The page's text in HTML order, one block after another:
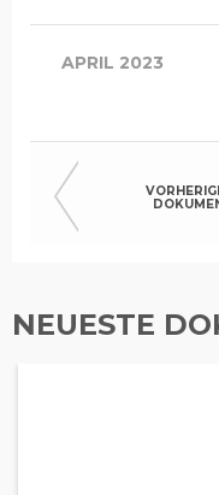
APRIL 2023
NEUESTE